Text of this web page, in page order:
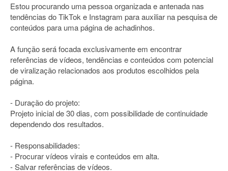
Estou procurando uma pessoa organizada e antenada nas
tendências do TikTok e Instagram para auxiliar na pesquisa de
conteúdos para uma página de achadinhos.
A função será focada exclusivamente em encontrar
referências de vídeos, tendências e conteúdos com potencial
de viralização relacionados aos produtos escolhidos pela
página.
- Duração do projeto:
Projeto inicial de 30 dias, com possibilidade de continuidade
dependendo dos resultados.
- Responsabilidades:
- Procurar vídeos virais e conteúdos em alta.
- Salvar referências de vídeos.